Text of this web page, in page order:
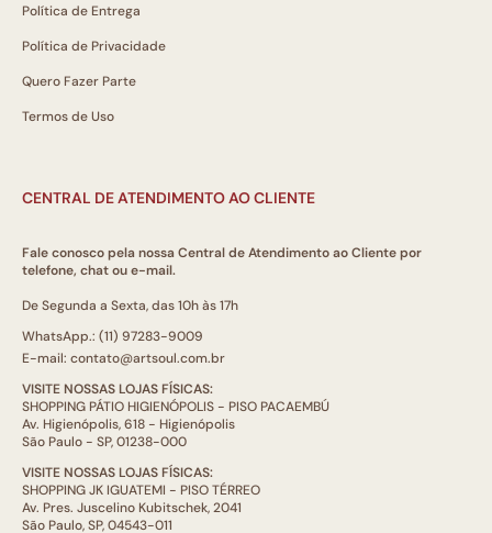
Política de Entrega
Política de Privacidade
Quero Fazer Parte
Termos de Uso
CENTRAL DE ATENDIMENTO AO CLIENTE
Fale conosco pela nossa Central de Atendimento ao Cliente por
telefone, chat ou e-mail.
De Segunda a Sexta, das 10h às 17h
WhatsApp.: (11) 97283-9009
E-mail: contato@artsoul.com.br
VISITE NOSSAS LOJAS FÍSICAS:
SHOPPING PÁTIO HIGIENÓPOLIS - PISO PACAEMBÚ
Av. Higienópolis, 618 - Higienópolis
São Paulo - SP, 01238-000
VISITE NOSSAS LOJAS FÍSICAS:
SHOPPING JK IGUATEMI - PISO TÉRREO
Av. Pres. Juscelino Kubitschek, 2041
São Paulo, SP, 04543-011